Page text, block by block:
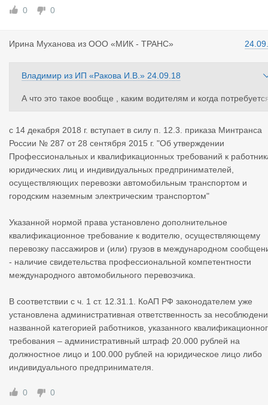
0 0
Ирина Муханова из ООО «МИК - ТРАНС»
Владимир из ИП «Ракова И.В.» 24.09.18
А что это такое вообще , каким водителям и когда
с 14 декабря 2018 г. вступает в силу п. 12.3. приказа Минтранса
России № 287 от 28 сентября 2015 г. "Об утверждении
Профессиональных и квалификационных требований к
юридических лиц и индивидуальных предпринимателей,
осуществляющих перевозки автомобильным транспортом и
городским наземным электрическим транспортом"
Указанной нормой права установлено дополнительное
квалификационное требование к водителю, осуществляющему
перевозку пассажиров и (или) грузов в международном
- наличие свидетельства профессиональной компетентности
международного автомобильного перевозчика.
В соответствии с ч. 1 ст. 12.31.1. КоАП РФ законодателем уже
установлена административная ответственность за
названной категорией работников, указанного
требования – административный штраф 20.000 рублей на
должностное лицо и 100.000 рублей на юридическое лицо либо
индивидуального предпринимателя.
0 0